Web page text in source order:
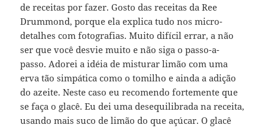
de receitas por fazer. Gosto das receitas da Ree
Drummond, porque ela explica tudo nos micro-
detalhes com fotografias. Muito difícil errar, a não
ser que você desvie muito e não siga o passo-a-
passo. Adorei a idéia de misturar limão com uma
erva tão simpática como o tomilho e ainda a adição
do azeite. Neste caso eu recomendo fortemente que
se faça o glacê. Eu dei uma desequilibrada na receita,
usando mais suco de limão do que açúcar. O glacê